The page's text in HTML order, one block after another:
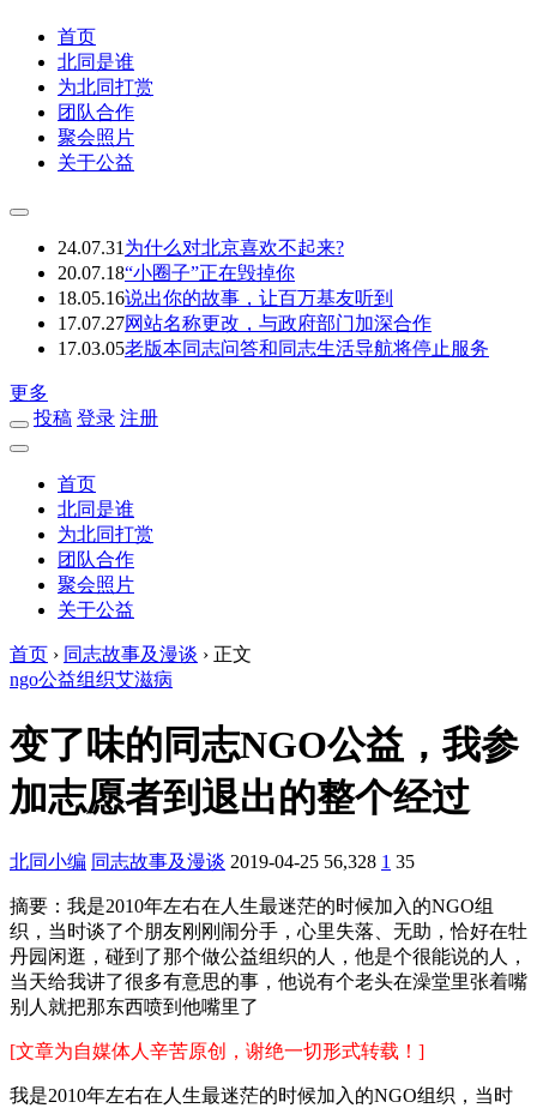
首页
北同是谁
为北同打赏
团队合作
聚会照片
关于公益
24.07.31为什么对北京喜欢不起来?
20.07.18“小圈子”正在毁掉你
18.05.16说出你的故事，让百万基友听到
17.07.27网站名称更改，与政府部门加深合作
17.03.05老版本同志问答和同志生活导航将停止服务
更多
投稿 登录 注册
首页
北同是谁
为北同打赏
团队合作
聚会照片
关于公益
首页 › 同志故事及漫谈 › 正文
ngo公益组织艾滋病
变了味的同志NGO公益，我参
加志愿者到退出的整个经过
北同小编 同志故事及漫谈 2019-04-25 56,328 1 35
摘要： 我是2010年左右在人生最迷茫的时候加入的NGO组
织，当时谈了个朋友刚刚闹分手，心里失落、无助，恰好在牡
丹园闲逛，碰到了那个做公益组织的人，他是个很能说的人，
当天给我讲了很多有意思的事，他说有个老头在澡堂里张着嘴
别人就把那东西喷到他嘴里了
[文章为自媒体人辛苦原创，谢绝一切形式转载！]
我是2010年左右在人生最迷茫的时候加入的NGO组织，当时